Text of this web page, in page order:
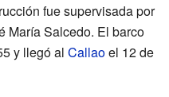
fue supervisada por
María Salcedo. El barco
y llegó al Callaoel 12 de